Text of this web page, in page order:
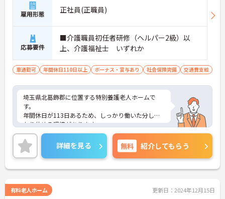
雇用形態 正社員(正職員)
応募要件
■介護職員初任者研修（ヘルパー2級）以
上、介護福祉士 いずれか
車通勤可 年間休日110日以上 ボーナス・賞与あり 社会保険完備 交通費支給
埼玉県北葛飾郡に位置する特別養護老人ホームで
す。
年間休日が113日あるため、しっかり働いた分しっ
かり休める環境があります。
資格手当があるので、お持ちの資格を活かした働き
方が目指せます。
ご興味のある方には、面接対策ポイントなど、さら
に詳細をお話しいたしますのでお気軽にご相談くだ
さい！
詳細を見る 無料 紹介してもらう
有料老人ホーム 更新日：2024年12月15日